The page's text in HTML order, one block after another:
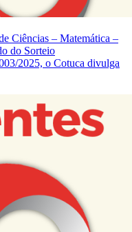
Ciências – Matemática –
do Sorteio
2025, o Cotuca divulga